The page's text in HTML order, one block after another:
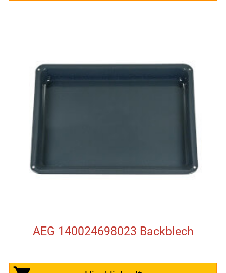
AEG 140024698023 Backblech